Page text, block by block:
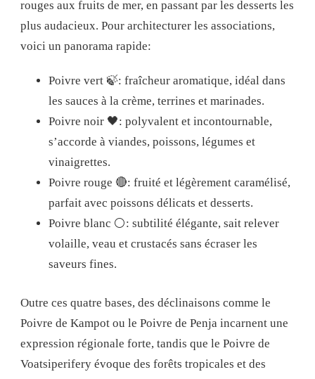
rouges aux fruits de mer, en passant par les desserts les
plus audacieux. Pour architecturer les associations,
voici un panorama rapide:
Poivre vert 🍃: fraîcheur aromatique, idéal dans
les sauces à la crème, terrines et marinades.
Poivre noir 🖤: polyvalent et incontournable,
s’accorde à viandes, poissons, légumes et
vinaigrettes.
Poivre rouge 🔴: fruité et légèrement caramélisé,
parfait avec poissons délicats et desserts.
Poivre blanc ⚪: subtilité élégante, sait relever
volaille, veau et crustacés sans écraser les
saveurs fines.
Outre ces quatre bases, des déclinaisons comme le
Poivre de Kampot ou le Poivre de Penja incarnent une
expression régionale forte, tandis que le Poivre de
Voatsiperifery évoque des forêts tropicales et des